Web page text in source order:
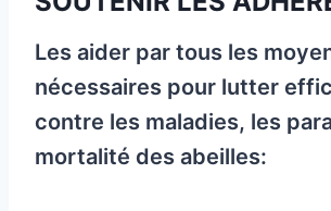
Les aider par tous les
nécessaires pour lutter
contre les maladies, les
mortalité des abeilles: